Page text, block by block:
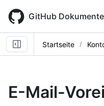
main
content
GitHub Dokumente
Startseite
E-Mail-